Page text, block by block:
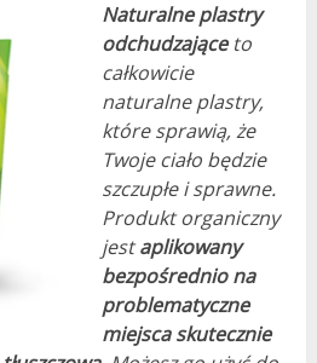
Naturalne plastry
odchudzająceto
całkowicie
naturalne plastry,
które sprawią, że
Twoje ciało będzie
szczupłe i sprawne.
Produkt organiczny
jestaplikowany
bezpośrednio na
problematyczne
miejsca skutecznie